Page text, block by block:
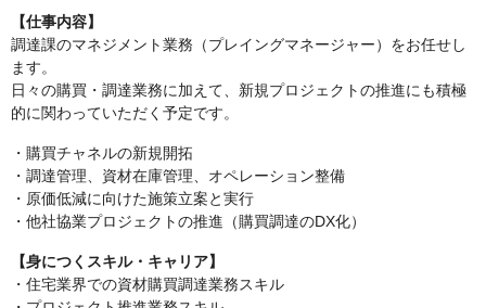
【仕事内容】
調達課のマネジメント業務（プレイングマネージャー）をお任せし
ます。
日々の購買・調達業務に加えて、新規プロジェクトの推進にも積極
的に関わっていただく予定です。
・購買チャネルの新規開拓
・調達管理、資材在庫管理、オペレーション整備
・原価低減に向けた施策立案と実行
・他社協業プロジェクトの推進（購買調達のDX化）
【身につくスキル・キャリア】
・住宅業界での資材購買調達業務スキル